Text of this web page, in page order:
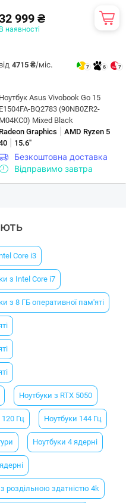
999 ₴
В наявності
від 4715 ₴/міс. 7 6 7
Ноутбук Asus Vivobook Go 15
E1504FA-BQ2783 (90NB0ZR2-
M04KC0) Mixed Black
Radeon Graphics
AMD Ryzen 5
15.6"
Безкоштовна доставка
Відправимо завтра
Core i3
з Intel Core i7
з 8 ГБ оперативної пам'яті
Ноутбуки з RTX 5050
120 Гц Ноутбуки 144 Гц
Ноутбуки 4 ядерні
роздільною здатністю 4k